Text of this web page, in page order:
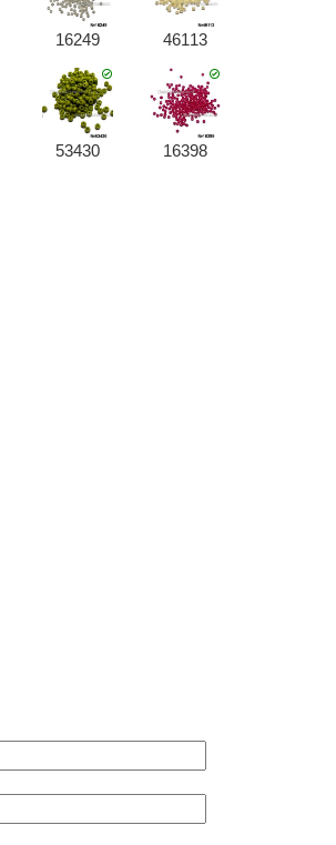
16249 46113
53430 16398